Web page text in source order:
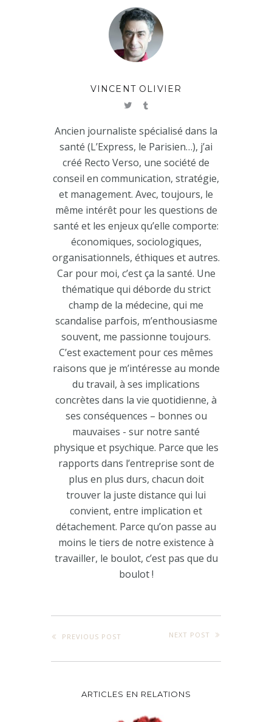
VINCENT OLIVIER
Ancien journaliste spécialisé dans la
santé (L’Express, le Parisien…), j’ai
créé Recto Verso, une société de
conseil en communication, stratégie,
et management. Avec, toujours, le
même intérêt pour les questions de
santé et les enjeux qu’elle comporte:
économiques, sociologiques,
organisationnels, éthiques et autres.
Car pour moi, c’est ça la santé. Une
thématique qui déborde du strict
champ de la médecine, qui me
scandalise parfois, m’enthousiasme
souvent, me passionne toujours.
C’est exactement pour ces mêmes
raisons que je m’intéresse au monde
du travail, à ses implications
concrètes dans la vie quotidienne, à
ses conséquences – bonnes ou
mauvaises - sur notre santé
physique et psychique. Parce que les
rapports dans l’entreprise sont de
plus en plus durs, chacun doit
trouver la juste distance qui lui
convient, entre implication et
détachement. Parce qu’on passe au
moins le tiers de notre existence à
travailler, le boulot, c’est pas que du
boulot !
PREVIOUS POST NEXT POST
ARTICLES EN RELATIONS